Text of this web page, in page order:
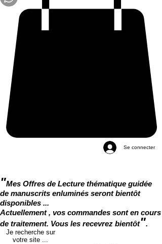
Se connecter
"Mes Offres de Lecture thématique guidée
de manuscrits enluminés seront bientôt
disponibles ...
Actuellement , vos commandes sont en cours
de traitement. Vous les recevrez bientôt".
Je recherche sur
votre site ...